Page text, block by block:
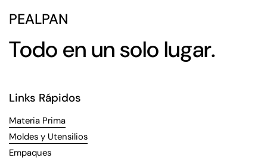
PEALPAN
Todo en un solo lugar.
Links Rápidos
Materia Prima
Moldes y Utensilios
Empaques